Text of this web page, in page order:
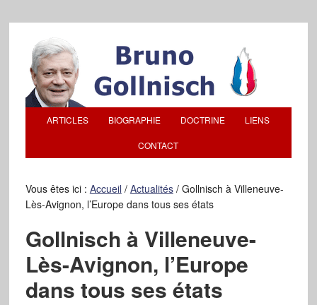
ARTICLES BIOGRAPHIE DOCTRINE LIENS
CONTACT
Vous êtes ici : Accueil / Actualités /Gollnisch à Villeneuve-
Lès-Avignon, l’Europe dans tous ses états
Gollnisch à Villeneuve-
Lès-Avignon, l’Europe
dans tous ses états